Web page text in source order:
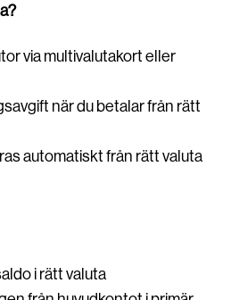
via multivalutakort eller
när du betalar från rätt
automatiskt från rätt valuta
i rätt valuta